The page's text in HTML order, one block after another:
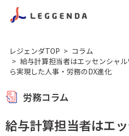
レジェンダTOP
コラム
給与計算担当者はエッセンシャ
ら実現した人事・労務のDX進化
労務コラム
給与計算担当者はエ